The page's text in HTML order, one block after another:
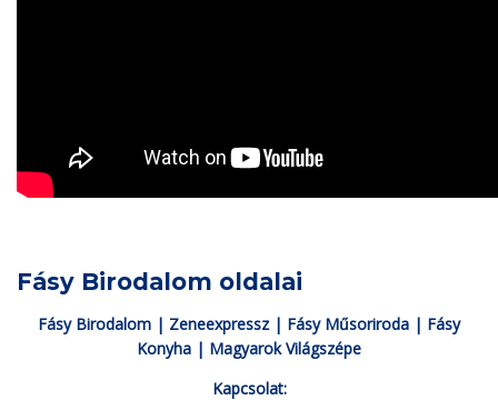
Fásy Birodalom oldalai
Fásy Birodalom | Zeneexpressz | Fásy Műsoriroda | Fásy
Konyha | Magyarok Világszépe
Kapcsolat: